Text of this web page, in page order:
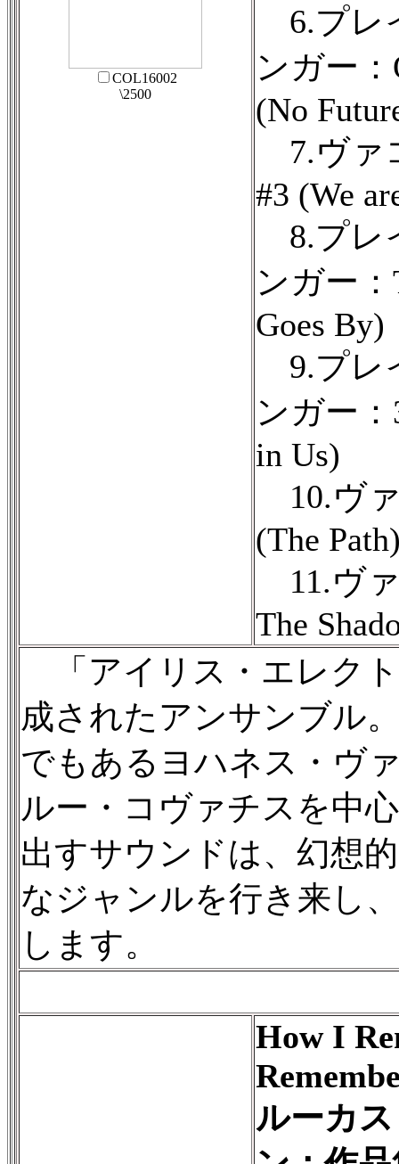
COL16002
\2500
6.プレ
ンガー：
(No
7.ヴァ
#3 (We
8.プレ
ンガー：
Goes By)
9.プレ
ンガー：
in Us)
10.ヴ
(The
11.ヴ
The
「アイリス・エレク
成されたアンサンブル
でもあるヨハネス・ヴ
ルー・コヴァチスを中
出すサウンドは、幻想
なジャンルを行き来し
します。
How I
ルーカ